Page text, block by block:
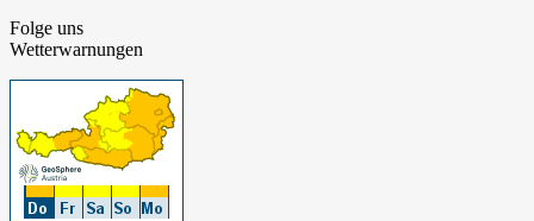
Folge uns
Wetterwarnungen